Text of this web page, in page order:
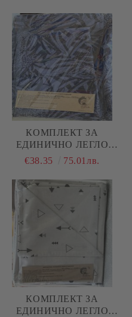
КОМПЛЕКТ ЗА
ЕДИНИЧНО ЛЕГЛО
"СИНИ ЛИСТА""
€38.35 75.01лв.
КОМПЛЕКТ ЗА
ЕДИНИЧНО ЛЕГЛО